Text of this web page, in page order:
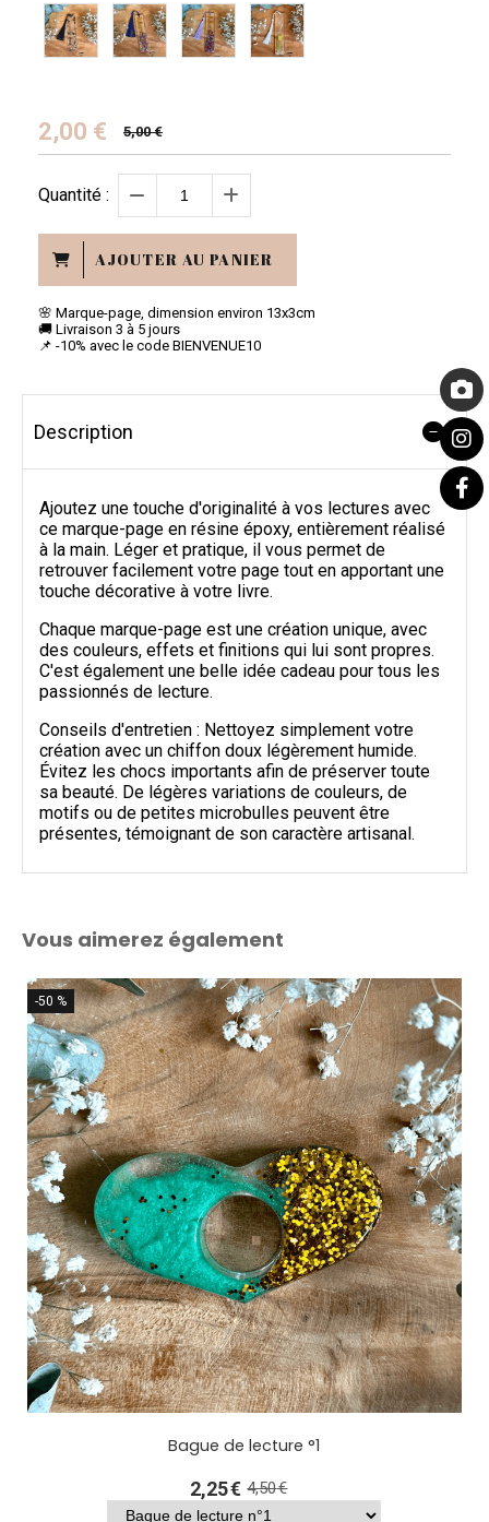
2,00 € 5,00 €
Quantité :
AJOUTER AU PANIER
🌸 Marque-page, dimension environ 13x3cm
🚚 Livraison 3 à 5 jours
📌 -10% avec le code BIENVENUE10
Description
Ajoutez une touche d'originalité à vos lectures avec
ce marque-page en résine époxy, entièrement réalisé
à la main. Léger et pratique, il vous permet de
retrouver facilement votre page tout en apportant une
touche décorative à votre livre.
Chaque marque-page est une création unique, avec
des couleurs, effets et finitions qui lui sont propres.
C'est également une belle idée cadeau pour tous les
passionnés de lecture.
Conseils d'entretien : Nettoyez simplement votre
création avec un chiffon doux légèrement humide.
Évitez les chocs importants afin de préserver toute
sa beauté. De légères variations de couleurs, de
motifs ou de petites microbulles peuvent être
présentes, témoignant de son caractère artisanal.
Vous aimerez également
-50 %
Bague de lecture °1
2,25€ 4,50€